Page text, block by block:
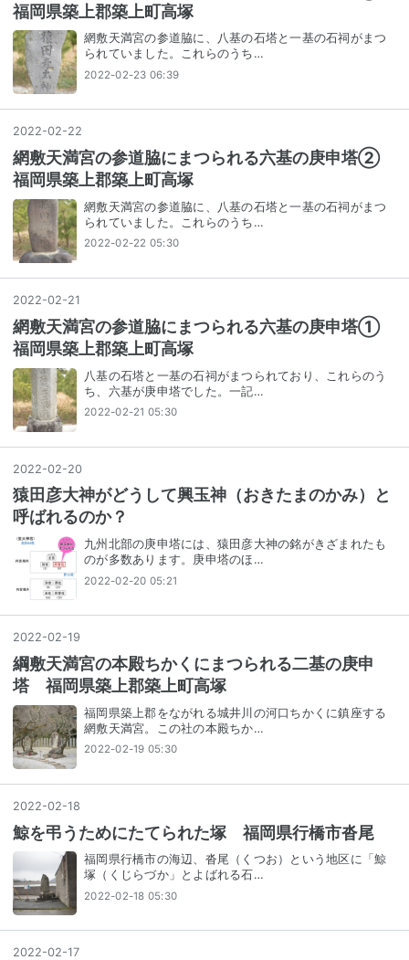
福岡県築上郡築上町高塚
網敷天満宮の参道脇に、八基の石塔と一基の石祠がまつ
られていました。これらのうち…
2022-02-23 06:39
2022-02-22
網敷天満宮の参道脇にまつられる六基の庚申塔②
福岡県築上郡築上町高塚
網敷天満宮の参道脇に、八基の石塔と一基の石祠がまつ
られていました。これらのうち…
2022-02-22 05:30
2022-02-21
網敷天満宮の参道脇にまつられる六基の庚申塔①
福岡県築上郡築上町高塚
八基の石塔と一基の石祠がまつられており、これらのう
ち、六基が庚申塔でした。一記…
2022-02-21 05:30
2022-02-20
猿田彦大神がどうして興玉神（おきたまのかみ）と
呼ばれるのか？
九州北部の庚申塔には、猿田彦大神の銘がきざまれたも
のが多数あります。庚申塔のほ…
2022-02-20 05:21
2022-02-19
綱敷天満宮の本殿ちかくにまつられる二基の庚申
塔 福岡県築上郡築上町高塚
福岡県築上郡をながれる城井川の河口ちかくに鎮座する
網敷天満宮。この社の本殿ちか…
2022-02-19 05:30
2022-02-18
鯨を弔うためにたてられた塚 福岡県行橋市沓尾
福岡県行橋市の海辺、沓尾（くつお）という地区に「鯨
塚（くじらづか」とよばれる石…
2022-02-18 05:30
2022-02-17